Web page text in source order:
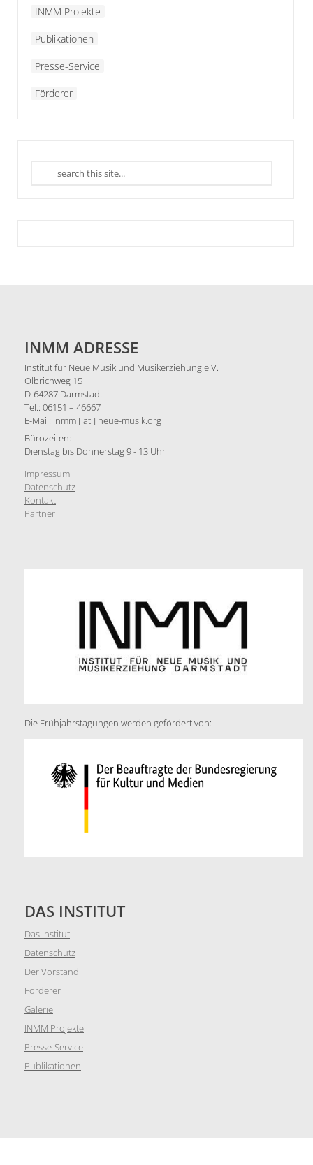
INMM Projekte
Publikationen
Presse-Service
Förderer
INMM ADRESSE
Institut für Neue Musik und Musikerziehung e.V.
Olbrichweg 15
D-64287 Darmstadt
Tel.: 06151 – 46667
E-Mail: inmm [ at ] neue-musik.org
Bürozeiten:
Dienstag bis Donnerstag 9 - 13 Uhr
Impressum
Datenschutz
Kontakt
Partner
Die Frühjahrstagungen werden gefördert von:
DAS INSTITUT
Das Institut
Datenschutz
Der Vorstand
Förderer
Galerie
INMM Projekte
Presse-Service
Publikationen